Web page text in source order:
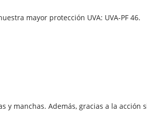
mayor protección UVA: UVA-PF 46.
manchas. Además, gracias a la acción